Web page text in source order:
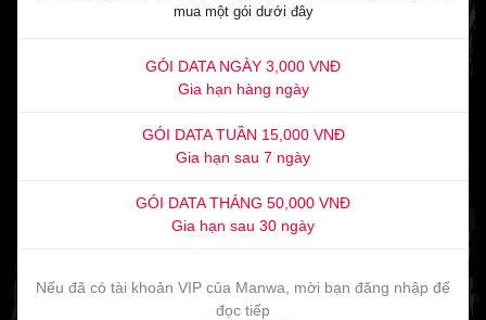
mua một gói dưới đây
GÓI DATA NGÀY 3,000 VNĐ
Gia hạn hàng ngày
GÓI DATA TUẦN 15,000 VNĐ
Gia hạn sau 7 ngày
GÓI DATA THÁNG 50,000 VNĐ
Gia hạn sau 30 ngày
Nếu đã có tài khoản VIP của Manwa, mời bạn đăng nhập để
đọc tiếp